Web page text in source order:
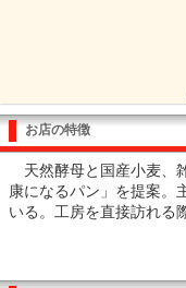
お店の特徴
天然酵母と国産小麦、
康になるパン」を提案。
いる。工房を直接訪れる